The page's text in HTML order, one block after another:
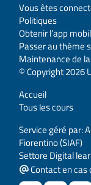
Vous êtes
Politiques
Obtenir l’app
Passer au thème
Maintenance de
© Copyright 2026
Accueil
Tous les cours
Service géré par:
Fiorentino (SIAF)
Settore Digital
Contact en cas